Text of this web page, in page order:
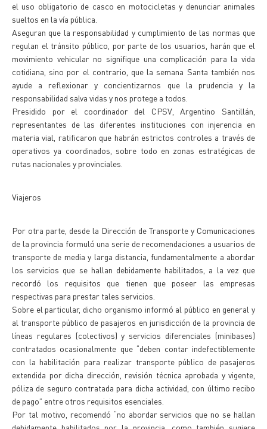
el uso obligatorio de casco en motocicletas y denunciar animales
sueltos en la vía pública.
Aseguran que la responsabilidad y cumplimiento de las normas que
regulan el tránsito público, por parte de los usuarios, harán que el
movimiento vehicular no signifique una complicación para la vida
cotidiana, sino por el contrario, que la semana Santa también nos
ayude a reflexionar y concientizarnos que la prudencia y la
responsabilidad salva vidas y nos protege a todos.
Presidido por el coordinador del CPSV, Argentino Santillán,
representantes de las diferentes instituciones con injerencia en
materia vial, ratificaron que habrán estrictos controles a través de
operativos ya coordinados, sobre todo en zonas estratégicas de
rutas nacionales y provinciales.
Viajeros
Por otra parte, desde la Dirección de Transporte y Comunicaciones
de la provincia formuló una serie de recomendaciones a usuarios de
transporte de media y larga distancia, fundamentalmente a abordar
los servicios que se hallan debidamente habilitados, a la vez que
recordó los requisitos que tienen que poseer las empresas
respectivas para prestar tales servicios.
Sobre el particular, dicho organismo informó al público en general y
al transporte público de pasajeros en jurisdicción de la provincia de
líneas regulares (colectivos) y servicios diferenciales (minibases)
contratados ocasionalmente que “deben contar indefectiblemente
con la habilitación para realizar transporte público de pasajeros
extendida por dicha dirección, revisión técnica aprobada y vigente,
póliza de seguro contratada para dicha actividad, con último recibo
de pago” entre otros requisitos esenciales.
Por tal motivo, recomendó “no abordar servicios que no se hallan